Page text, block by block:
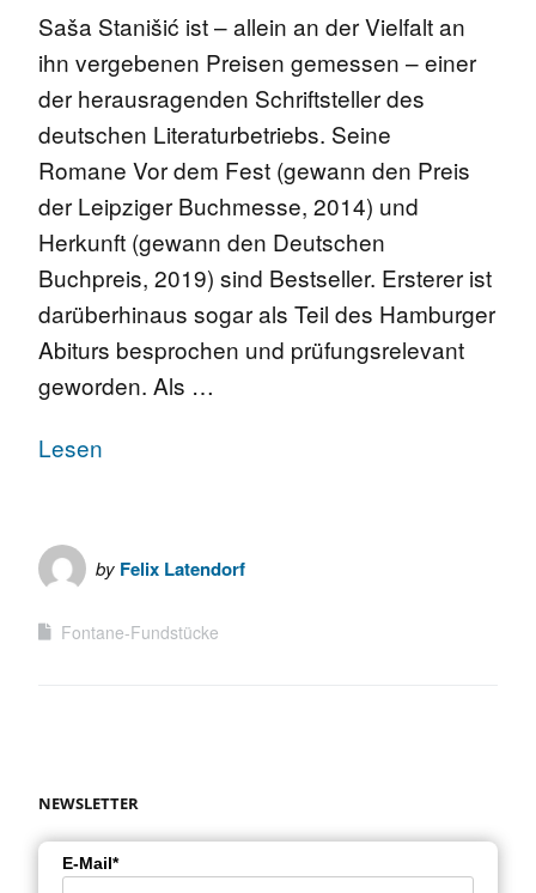
Saša Stanišić ist – allein an der Vielfalt an
ihn vergebenen Preisen gemessen – einer
der herausragenden Schriftsteller des
deutschen Literaturbetriebs. Seine
Romane Vor dem Fest (gewann den Preis
der Leipziger Buchmesse, 2014) und
Herkunft (gewann den Deutschen
Buchpreis, 2019) sind Bestseller. Ersterer ist
darüberhinaus sogar als Teil des Hamburger
Abiturs besprochen und prüfungsrelevant
geworden. Als …
Lesen
by Felix Latendorf
Fontane-Fundstücke
NEWSLETTER
E-Mail*